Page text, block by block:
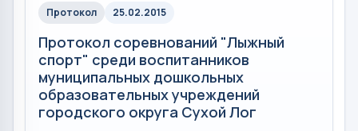
Протокол 25.02.2015
Протокол соревнований "Лыжный
спорт" среди воспитанников
муниципальных дошкольных
образовательных учреждений
городского округа Сухой Лог